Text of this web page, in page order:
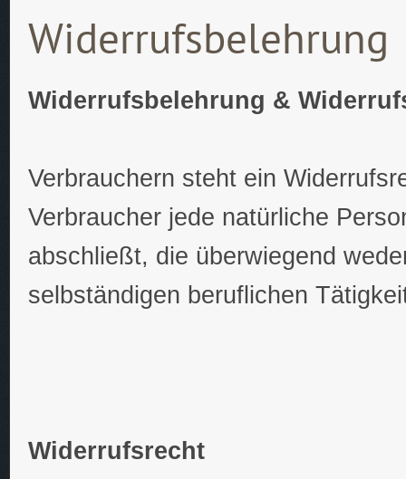
Widerrufsbelehrung
Widerrufsbelehrung &
Verbrauchern steht ein
Verbraucher jede natürliche
abschließt, die überwiegend
selbständigen beruflichen
Widerrufsrecht